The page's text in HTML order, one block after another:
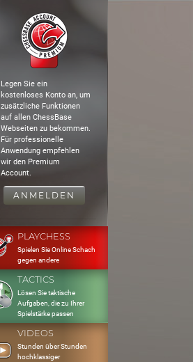
Legen Sie ein
kostenloses Konto an, um
zusätzliche Funktionen
auf allen ChessBase
Webseiten zu bekommen.
Für professionelle
Anwendung empfehlen
wir den Premium
Account.
ANMELDEN
PLAYCHESS
Spielen Sie Online Schach
gegen andere
TACTICS
Lösen Sie taktische
Aufgaben, die zu Ihrer
Spielstärke passen
VIDEOS
Stunden über Stunden
hochklassiger